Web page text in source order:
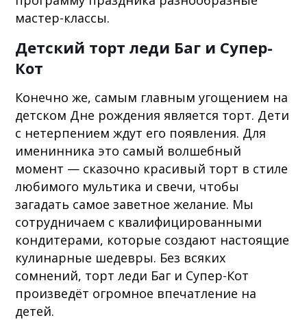
мастер-классы.
Детский торт леди Баг и Супер-
Кот
Конечно же, самым главным угощением на
детском Дне рождения является торт. Дети
с нетерпением ждут его появления. Для
именинника это самый волшебный
момент — сказочно красивый торт в стиле
любимого мультика и свечи, чтобы
загадать самое заветное желание. Мы
сотрудничаем с квалифицированными
кондитерами, которые создают настоящие
кулинарные шедевры. Без всяких
сомнений, торт леди Баг и Супер-Кот
произведёт огромное впечатление на
детей.